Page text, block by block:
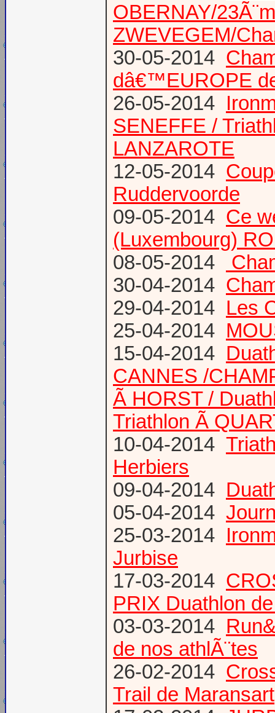
OBERNAY/
ZWEVEGEM/
30-05-2014
dâ€™EUROPE
26-05-2014
SENEFFE /
LANZAROTE
12-05-2014
Ruddervoorde
09-05-2014 Ce
(Luxembourg)
08-05-2014
30-04-2014
29-04-2014 Les
25-04-2014
15-04-2014
CANNES /
Ã HORST /
Triathlon Ã
10-04-2014
Herbiers
09-04-2014
05-04-2014
25-03-2014
Jurbise
17-03-2014
PRIX Duathlon
03-03-2014
de nos athlÃ¨tes
26-02-2014
Trail de Maransart